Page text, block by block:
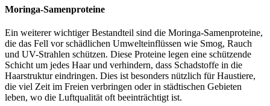
Moringa-Samenproteine
Ein weiterer wichtiger Bestandteil sind die Moringa-Samenproteine,
die das Fell vor schädlichen Umwelteinflüssen wie Smog, Rauch
und UV-Strahlen schützen. Diese Proteine legen eine schützende
Schicht um jedes Haar und verhindern, dass Schadstoffe in die
Haarstruktur eindringen. Dies ist besonders nützlich für Haustiere,
die viel Zeit im Freien verbringen oder in städtischen Gebieten
leben, wo die Luftqualität oft beeinträchtigt ist.